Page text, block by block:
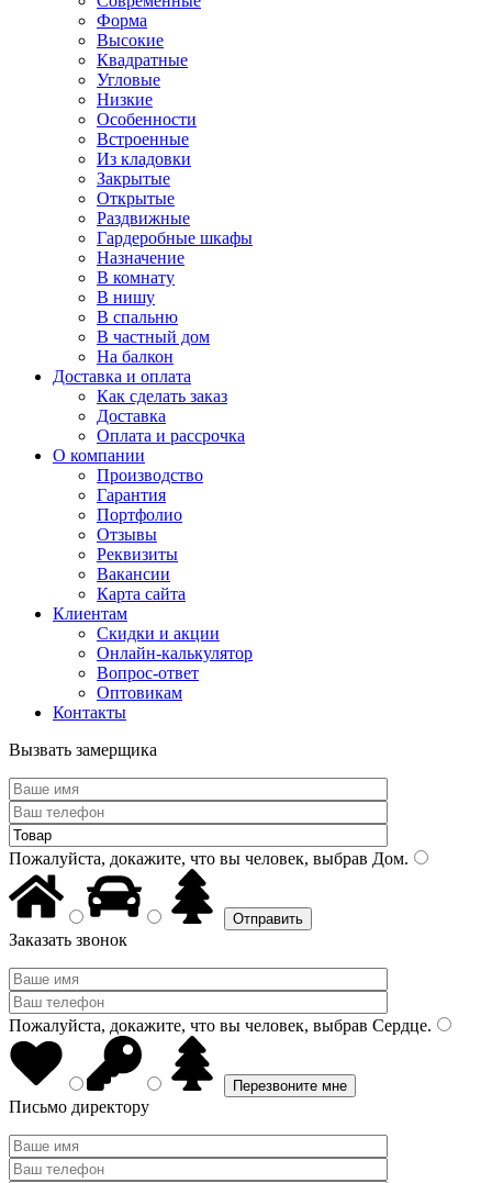
Форма
Высокие
Квадратные
Угловые
Низкие
Особенности
Встроенные
Из кладовки
Закрытые
Открытые
Раздвижные
Гардеробные шкафы
Назначение
В комнату
В нишу
В спальню
В частный дом
На балкон
Доставка и оплата
Как сделать заказ
Доставка
Оплата и рассрочка
О компании
Производство
Гарантия
Портфолио
Отзывы
Реквизиты
Вакансии
Карта сайта
Клиентам
Скидки и акции
Онлайн-калькулятор
Вопрос-ответ
Оптовикам
Контакты
Вызвать замерщика
Пожалуйста, докажите, что вы человек, выбрав Дом.
Заказать звонок
Пожалуйста, докажите, что вы человек, выбрав Сердце.
Письмо директору